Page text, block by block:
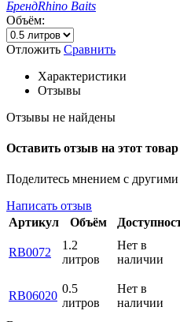
БрендRhino Baits
Объём:
Отложить Сравнить
Характеристики
Отзывы
Отзывы не найдены
Оставить отзыв на этот товар
Поделитесь мнением с
Написать отзыв
Артикул
Объём
RB0072
1.2
литров
Нет в
наличии
RB06020
0.5
литров
Нет в
наличии